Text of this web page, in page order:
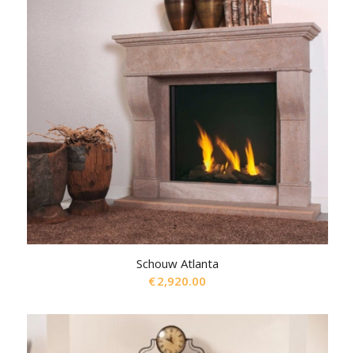
Schouw Atlanta
€2,920.00